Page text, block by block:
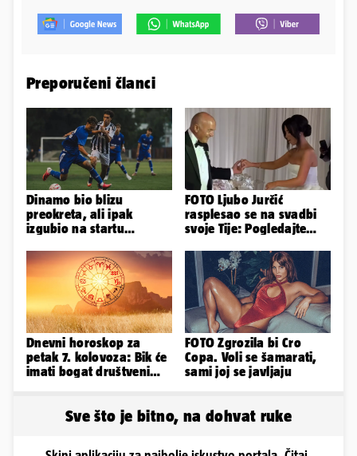
Preporučeni članci
Dinamo bio blizu
preokreta, ali ipak
izgubio na startu
FOTO Ljubo Jurčić
rasplesao se na svadbi
svoje Tije: Pogledajte
vjenčanje...
Dnevni horoskop za
petak 7. kolovoza: Bik će
imati bogat društveni
FOTO Zgrozila bi Cro
Copa. Voli se šamarati,
sami joj se javljaju
Sve što je bitno, na dohvat ruke